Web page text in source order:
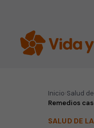
Inicio Salud
Remedios
SALUD DE